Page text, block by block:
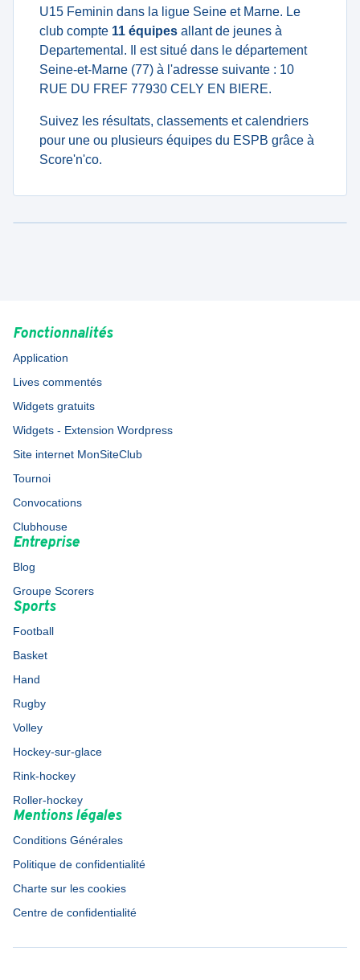
U15 Feminin dans la ligue Seine et Marne. Le
club compte 11 équipes allant de jeunes à
Departemental. Il est situé dans le département
Seine-et-Marne (77) à l'adresse suivante : 10
RUE DU FREF 77930 CELY EN BIERE.
Suivez les résultats, classements et calendriers
pour une ou plusieurs équipes du ESPB grâce à
Score'n'co.
Fonctionnalités
Application
Lives commentés
Widgets gratuits
Widgets - Extension Wordpress
Site internet MonSiteClub
Tournoi
Convocations
Clubhouse
Entreprise
Blog
Groupe Scorers
Sports
Football
Basket
Hand
Rugby
Volley
Hockey-sur-glace
Rink-hockey
Roller-hockey
Mentions légales
Conditions Générales
Politique de confidentialité
Charte sur les cookies
Centre de confidentialité